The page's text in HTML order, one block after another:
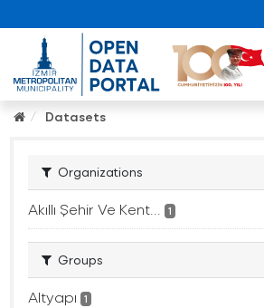
Datasets
Organizations
Akıllı Şehir Ve Kent... 1
Groups
Altyapı 1